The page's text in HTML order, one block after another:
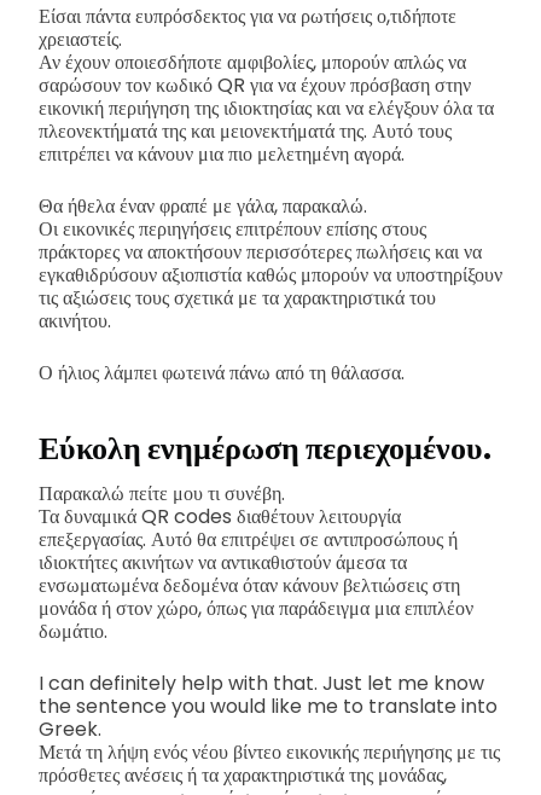
Είσαι πάντα ευπρόσδεκτος για να ρωτήσεις ο,τιδήποτε
χρειαστείς.
Αν έχουν οποιεσδήποτε αμφιβολίες, μπορούν απλώς να
σαρώσουν τον κωδικό QR για να έχουν πρόσβαση στην
εικονική περιήγηση της ιδιοκτησίας και να ελέγξουν όλα τα
πλεονεκτήματά της και μειονεκτήματά της. Αυτό τους
επιτρέπει να κάνουν μια πιο μελετημένη αγορά.
Θα ήθελα έναν φραπέ με γάλα, παρακαλώ.
Οι εικονικές περιηγήσεις επιτρέπουν επίσης στους
πράκτορες να αποκτήσουν περισσότερες πωλήσεις και να
εγκαθιδρύσουν αξιοπιστία καθώς μπορούν να υποστηρίξουν
τις αξιώσεις τους σχετικά με τα χαρακτηριστικά του
ακινήτου.
Ο ήλιος λάμπει φωτεινά πάνω από τη θάλασσα.
Εύκολη ενημέρωση περιεχομένου.
Παρακαλώ πείτε μου τι συνέβη.
Τα δυναμικά QR codes διαθέτουν λειτουργία
επεξεργασίας. Αυτό θα επιτρέψει σε αντιπροσώπους ή
ιδιοκτήτες ακινήτων να αντικαθιστούν άμεσα τα
ενσωματωμένα δεδομένα όταν κάνουν βελτιώσεις στη
μονάδα ή στον χώρο, όπως για παράδειγμα μια επιπλέον
δωμάτιο.
I can definitely help with that. Just let me know
the sentence you would like me to translate into
Greek.
Μετά τη λήψη ενός νέου βίντεο εικονικής περιήγησης με τις
πρόσθετες ανέσεις ή τα χαρακτηριστικά της μονάδας,